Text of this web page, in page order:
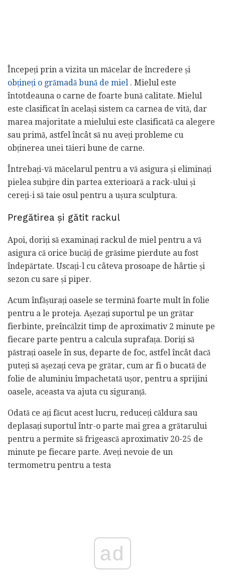
Începeți prin a vizita un măcelar de încredere și
obțineți o grămadă bună de miel . Mielul este
întotdeauna o carne de foarte bună calitate. Mielul
este clasificat în același sistem ca carnea de vită, dar
marea majoritate a mielului este clasificată ca alegere
sau primă, astfel încât să nu aveți probleme cu
obținerea unei tăieri bune de carne.
Întrebați-vă măcelarul pentru a vă asigura și eliminați
pielea subțire din partea exterioară a rack-ului și
cereți-i să taie osul pentru a ușura sculptura.
Pregătirea și gătit rackul
Apoi, doriți să examinați rackul de miel pentru a vă
asigura că orice bucăți de grăsime pierdute au fost
îndepărtate. Uscați-l cu câteva prosoape de hârtie și
sezon cu sare și piper.
Acum înfășurați oasele se termină foarte mult în folie
pentru a le proteja. Așezați suportul pe un grătar
fierbinte, preîncălzit timp de aproximativ 2 minute pe
fiecare parte pentru a calcula suprafața. Doriți să
păstrați oasele în sus, departe de foc, astfel încât dacă
puteți să așezați ceva pe grătar, cum ar fi o bucată de
folie de aluminiu împachetată ușor, pentru a sprijini
oasele, aceasta va ajuta cu siguranță.
Odată ce ați făcut acest lucru, reduceți căldura sau
deplasați suportul într-o parte mai grea a grătarului
pentru a permite să frigească aproximativ 20-25 de
minute pe fiecare parte. Aveți nevoie de un
termometru pentru a testa
ad